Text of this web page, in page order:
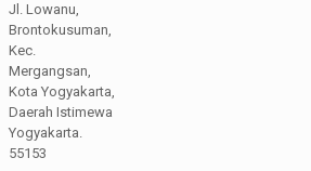
Jl. Lowanu,
Brontokusuman,
Kec.
Mergangsan,
Kota Yogyakarta,
Daerah Istimewa
Yogyakarta.
55153